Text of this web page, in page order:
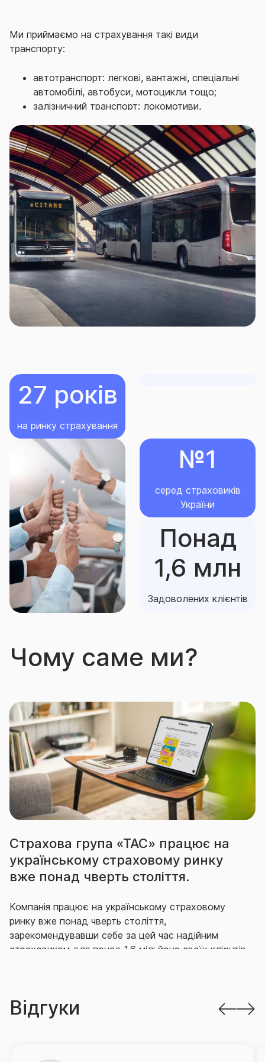
Ми приймаємо на страхування такі види
транспорту:
автотранспорт: легкові, вантажні, спеціальні
автомобілі, автобуси, мотоцикли тощо;
залізничний транспорт: локомотиви,
вантажні, спеціального призначення тощо;
Страховий тариф залежить від обраних ризиків,
типу транспорту, терміну експлуатації, території
використання, розміру франшизи та інших факторів.
Сплата страхової премії може бути одним
платежем або з розбивкою. Термін дії договору -
один рік або будь-який інший термін, узгоджений з
клієнтом.
Для отримання детальної інформації за видами
страхування та захисту транспорту ви можете
звернутися до найближчого центру продажів СГ
«ТАС» або до контакт-центру СГ «ТАС». Ми будемо
раді відповісти на Ваші запитання та підібрати
27 років
на ринку страхування
№1
серед страховиків
України
Понад
1,6 млн
Задоволених клієнтів
Чому саме ми?
Страхова група «ТАС» працює на
українському страховому ринку
вже понад чверть століття.
Компанія працює на українському страховому
ринку вже понад чверть століття,
зарекомендувавши себе за цей час надійним
страховиком для понад 1,6 мільйона своїх клієнтів,
провідні позиції на ринку як за кількістю укладених
договорів страхування, так і за обсягом виплачених
Відгуки